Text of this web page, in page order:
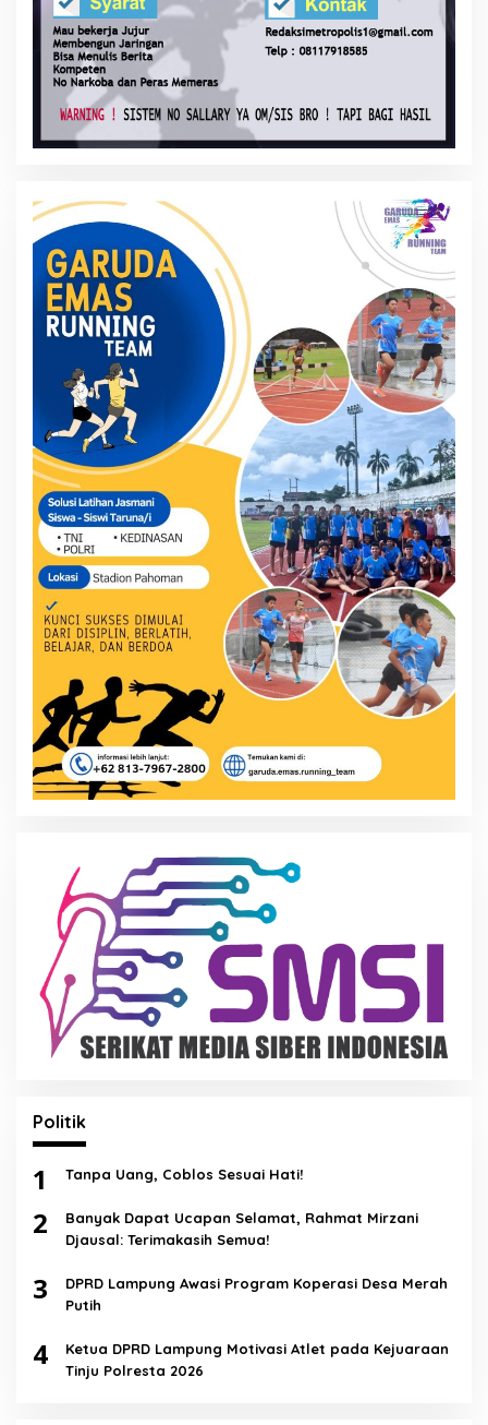
Politik
1 Tanpa Uang, Coblos Sesuai Hati!
2
Banyak Dapat Ucapan Selamat, Rahmat Mirzani
Djausal: Terimakasih Semua!
3
DPRD Lampung Awasi Program Koperasi Desa Merah
Putih
4
Ketua DPRD Lampung Motivasi Atlet pada Kejuaraan
Tinju Polresta 2026